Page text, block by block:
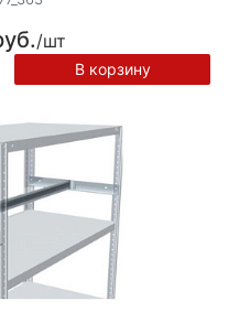
/шт
В корзину